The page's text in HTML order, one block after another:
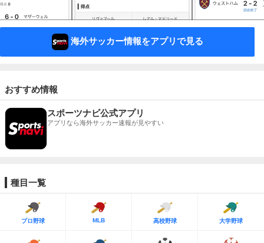
海外サッカー情報をアプリで見る
おすすめ情報
スポーツナビ公式アプリ
アプリなら海外サッカー速報が見やすい
種目一覧
プロ野球 MLB 高校野球 大学野球